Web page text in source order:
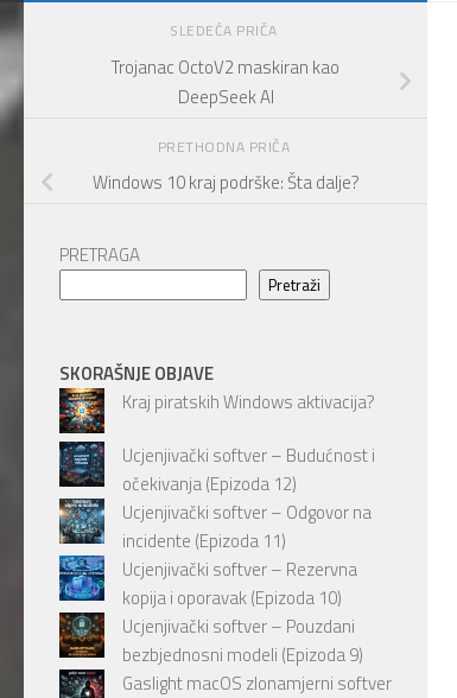
SLEDEĆA PRIČA
Trojanac OctoV2 maskiran kao
DeepSeek AI
PRETHODNA PRIČA
Windows 10 kraj podrške: Šta dalje?
PRETRAGA
Pretraži
SKORAŠNJE OBJAVE
Kraj piratskih Windows aktivacija?
Ucjenjivački softver – Budućnost i
očekivanja (Epizoda 12)
Ucjenjivački softver – Odgovor na
incidente (Epizoda 11)
Ucjenjivački softver – Rezervna
kopija i oporavak (Epizoda 10)
Ucjenjivački softver – Pouzdani
bezbjednosni modeli (Epizoda 9)
Gaslight macOS zlonamjerni softver